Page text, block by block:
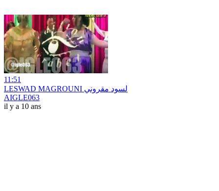
11:51
LESWAD MAGROUNI لسود مقروني
AIGLE063
il y a 10 ans